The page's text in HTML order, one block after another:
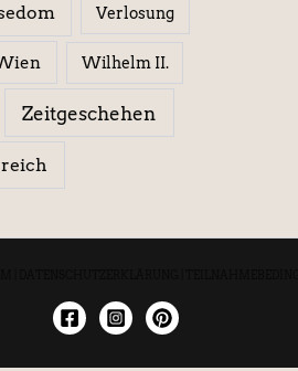
Verlosung
Wilhelm II.
Zeitgeschehen